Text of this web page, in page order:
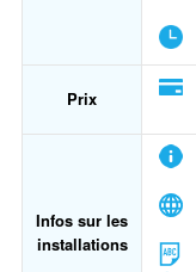
Prix
Infos sur les
installations